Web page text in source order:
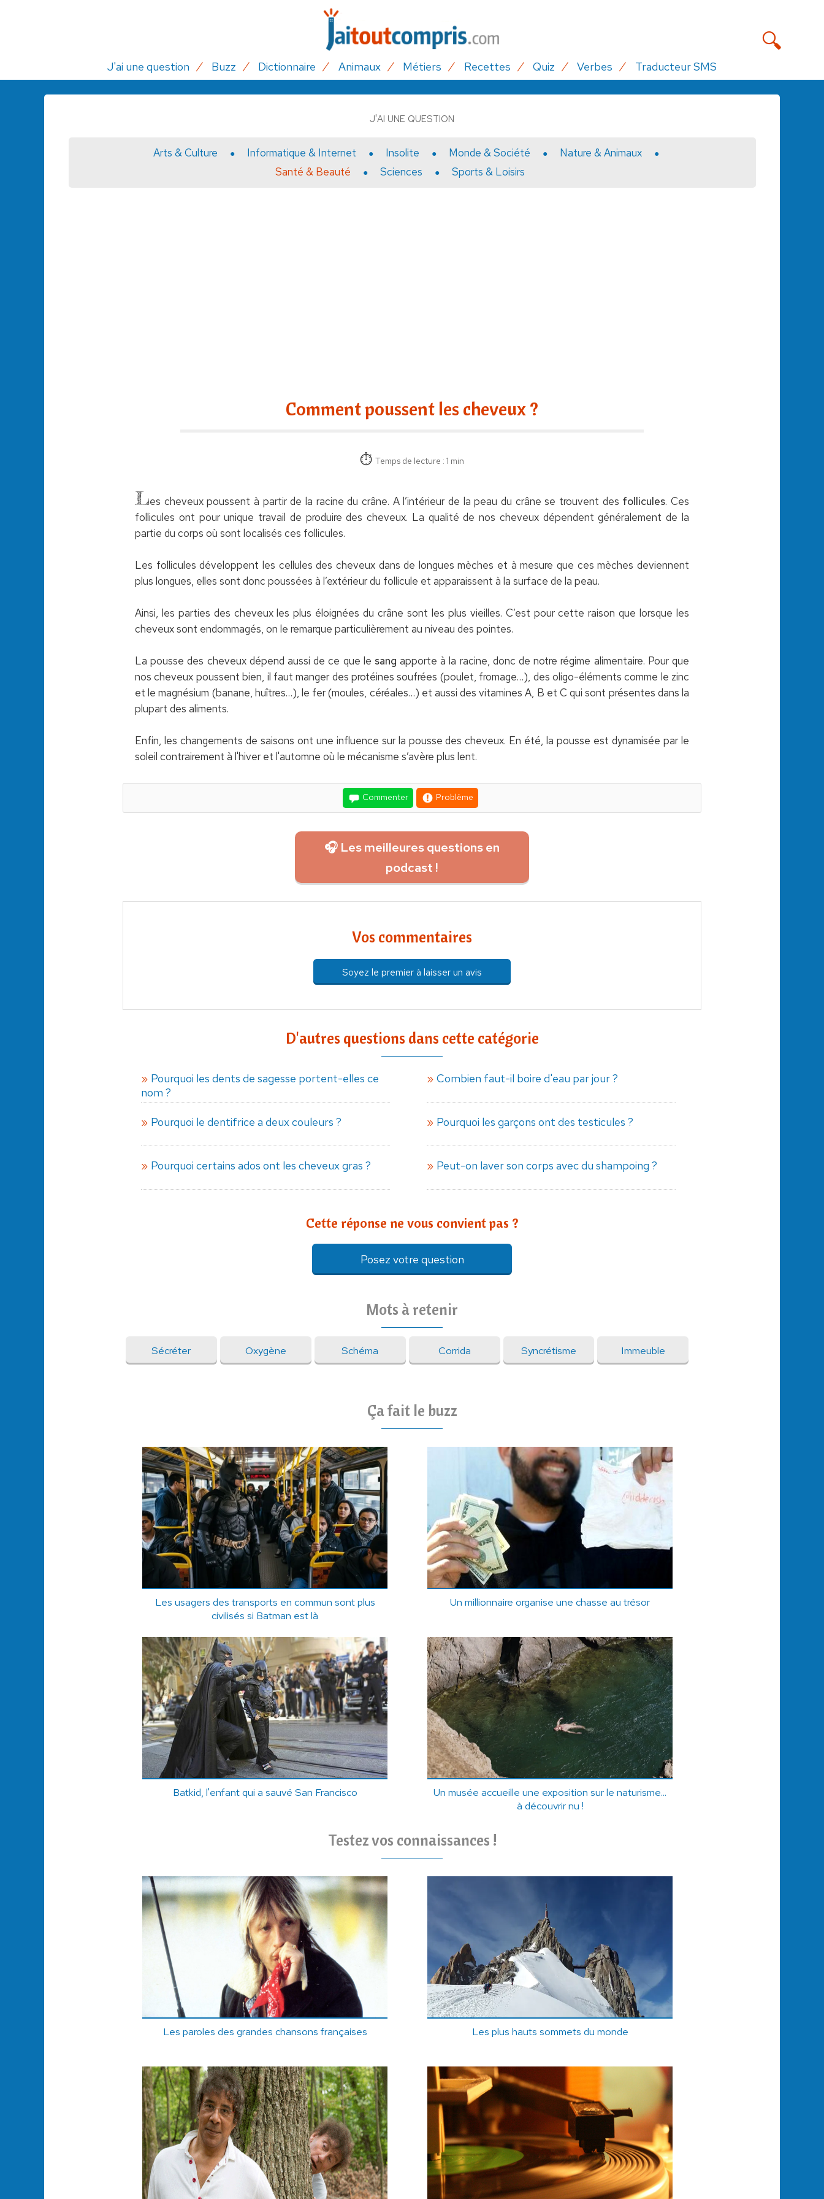
J'ai une question Buzz Dictionnaire Animaux Métiers Recettes Quiz Verbes Traducteur SMS
J'AI UNE QUESTION
Arts & Culture Informatique & Internet Insolite Monde & Société
Nature & Animaux
Santé & Beauté
Sciences Sports & Loisirs
Comment poussent les cheveux ?
Temps de lecture : 1 min
Les cheveux poussent à partir de la racine du crâne. A l’intérieur de la peau du crâne se trouvent des follicules. Ces
follicules ont pour unique travail de produire des cheveux. La qualité de nos cheveux dépendent généralement de la
partie du corps où sont localisés ces follicules.
Les follicules développent les cellules des cheveux dans de longues mèches et à mesure que ces mèches deviennent
plus longues, elles sont donc poussées à l’extérieur du follicule et apparaissent à la surface de la peau.
Ainsi, les parties des cheveux les plus éloignées du crâne sont les plus vieilles. C’est pour cette raison que lorsque les
cheveux sont endommagés, on le remarque particulièrement au niveau des pointes.
La pousse des cheveux dépend aussi de ce que le sangapporte à la racine, donc de notre régime alimentaire. Pour que
nos cheveux poussent bien, il faut manger des protéines soufrées (poulet, fromage…), des oligo-éléments comme le zinc
et le magnésium (banane, huîtres…), le fer (moules, céréales…) et aussi des vitamines A, B et C qui sont présentes dans la
plupart des aliments.
Enfin, les changements de saisons ont une influence sur la pousse des cheveux. En été, la pousse est dynamisée par le
soleil contrairement à l'hiver et l'automne où le mécanisme s’avère plus lent.
Commenter Problème
🎧 Les meilleures questions en
podcast !
Vos commentaires
Soyez le premier à laisser un avis
D'autres questions dans cette catégorie
Pourquoi les dents de sagesse portent-elles ce
nom ?
Combien faut-il boire d'eau par jour ?
Pourquoi le dentifrice a deux couleurs ? Pourquoi les garçons ont des testicules ?
Pourquoi certains ados ont les cheveux gras ? Peut-on laver son corps avec du shampoing ?
Cette réponse ne vous convient pas ?
Posez votre question
Mots à retenir
Sécréter Oxygène Schéma Corrida Syncrétisme Immeuble
Ça fait le buzz
Les usagers des transports en commun sont plus
civilisés si Batman est là
Un millionnaire organise une chasse au trésor
Batkid, l'enfant qui a sauvé San Francisco
Un musée accueille une exposition sur le naturisme...
à découvrir nu !
Testez vos connaissances !
Les paroles des grandes chansons françaises Les plus hauts sommets du monde